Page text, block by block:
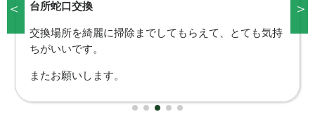
蛇口交換
すぐに交換してもらえたので、安心出来ました。
＜ ＞